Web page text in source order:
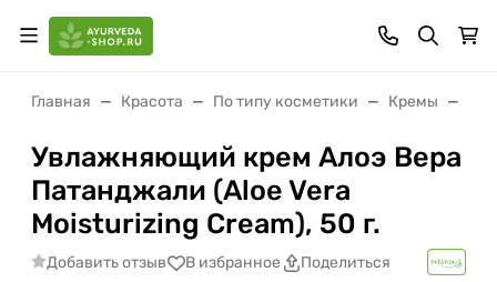
Главная Красота По типу косметики Кремы
Увлажняющий крем Алоэ Вера
Патанджали (Aloe Vera
Moisturizing Cream), 50 г.
Добавить отзыв В избранное Поделиться